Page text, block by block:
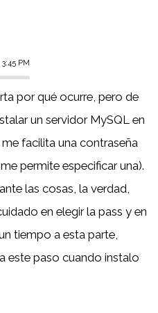
3:45 PM
por qué ocurre, pero de
un servidor MySQL en
facilita una contraseña
permite especificar una).
las cosas, la verdad,
en elegir la pass y en
tiempo a esta parte,
este paso cuando instalo